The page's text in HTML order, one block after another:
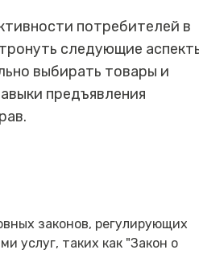
потребителей в
следующие
выбирать товары и
предъявления
законов, регулирующих
услуг, таких как "Закон о